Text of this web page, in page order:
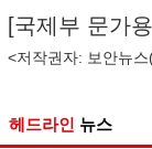
[국제부 문가
<저작권자: 보안뉴스
헤드라인 뉴스